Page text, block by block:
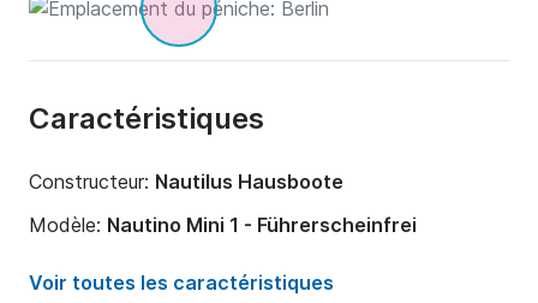
Caractéristiques
Constructeur: Nautilus Hausboote
Modèle: Nautino Mini 1 - Führerscheinfrei
Année:
2015 (Rénové en 2022)
Voir toutes les caractéristiques